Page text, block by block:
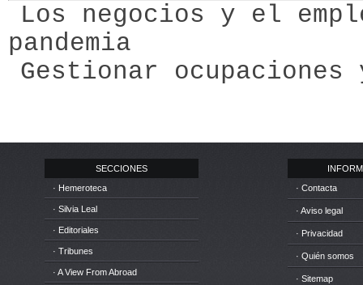
Los negocios y el
pandemia
Gestionar ocupaciones
SECCIONES
· Hemeroteca
· Silvia Leal
· Editoriales
· Tribunes
· A View From Abroad
· Contacta
· Aviso legal
· Privacidad
· Quién somos
· Sitemap